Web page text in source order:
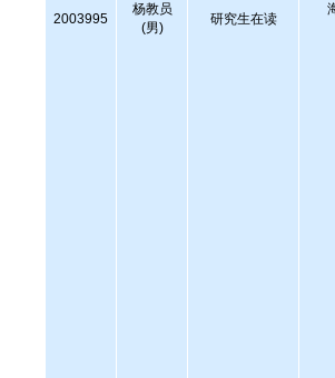
2003995
杨教员
(男)
研究生在读